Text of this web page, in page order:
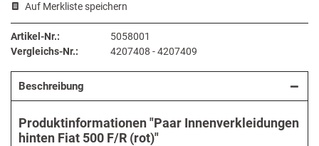
Auf Merkliste speichern
Artikel-Nr.:
5058001
Vergleichs-Nr.:
4207408 - 4207409
Beschreibung
Produktinformationen "Paar Innenverkleidungen
hinten Fiat 500 F/R (rot)"